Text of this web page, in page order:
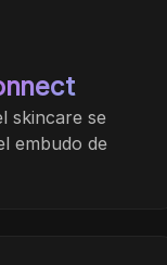
skincare se
embudo de